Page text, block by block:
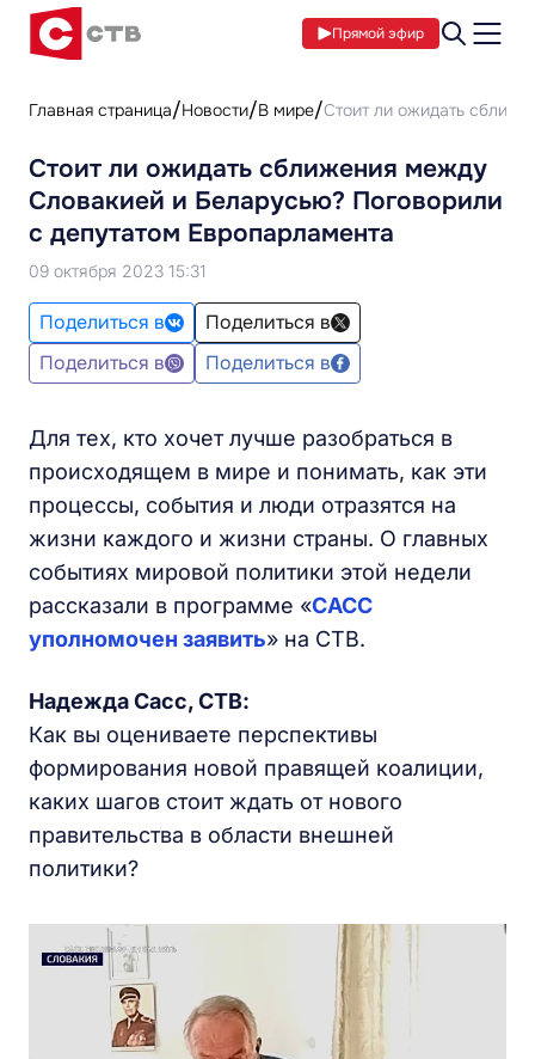
Прямой эфир
Главная страница Новости В мире Стоит ли ожидать
Стоит ли ожидать сближения между
Словакией и Беларусью? Поговорили
с депутатом Европарламента
09 октября 2023 15:31
Поделиться в
Поделиться в
Поделиться в
Поделиться в
Для тех, кто хочет лучше разобраться в
происходящем в мире и понимать, как эти
процессы, события и люди отразятся на
жизни каждого и жизни страны. О главных
событиях мировой политики этой недели
рассказали в программе «САСС
уполномочен заявить» на СТВ.
Надежда Сасс, СТВ:
Как вы оцениваете перспективы
формирования новой правящей коалиции,
каких шагов стоит ждать от нового
правительства в области внешней
политики?